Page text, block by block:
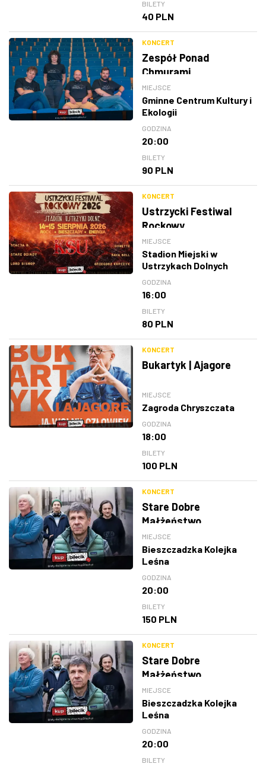
BILETY
40 PLN
KONCERT
Zespół Ponad
Chmurami
MIEJSCE
Gminne Centrum Kultury i
Ekologii
GODZINA
20:00
BILETY
90 PLN
KONCERT
Ustrzycki Festiwal
Rockowy
MIEJSCE
Stadion Miejski w
Ustrzykach Dolnych
GODZINA
16:00
BILETY
80 PLN
KONCERT
Bukartyk | Ajagore
MIEJSCE
Zagroda Chryszczata
GODZINA
18:00
BILETY
100 PLN
KONCERT
Stare Dobre
Małżeństwo
MIEJSCE
Bieszczadzka Kolejka
Leśna
GODZINA
20:00
BILETY
150 PLN
KONCERT
Stare Dobre
Małżeństwo
MIEJSCE
Bieszczadzka Kolejka
Leśna
GODZINA
20:00
BILETY